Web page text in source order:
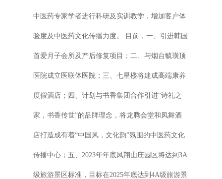
中医药专家学者进行科研及实训教学，增加客户体
验度及中医药文化传播力度。 目前，一、引进韩国
首爱月子会所及产后修复项目；二、与烟台毓璜顶
医院成立医联体医院；三、七星楼将建成高端康养
度假酒店；四、计划与书香集团合作引进“诗礼之
家，书香传世”的品牌理念，将龙腾会堂和凤舞酒
店打造成有着“中国风，文化韵”氛围的中医药文化
传播中心；五、2023年年底凤翔山庄园区将达到3A
级旅游景区标准，目标在2025年底达到4A级旅游景